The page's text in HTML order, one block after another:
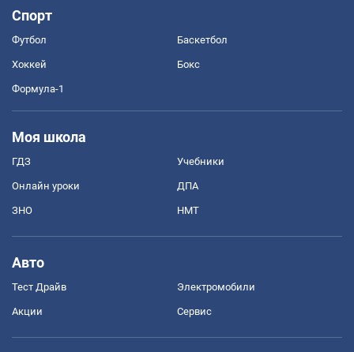
Спорт
Футбол Баскетбол
Хоккей Бокс
Формула-1
Моя школа
ГДЗ Учебники
Онлайн уроки ДПА
ЗНО НМТ
Авто
Тест Драйв Электромобили
Акции Сервис